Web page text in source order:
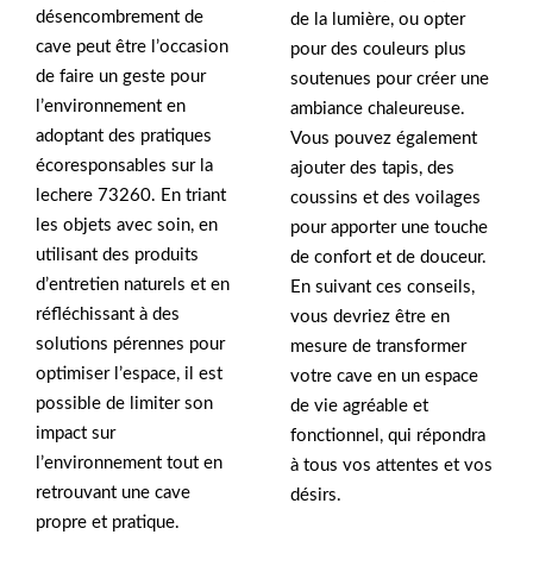
désencombrement de
cave peut être l’occasion
de faire un geste pour
l’environnement en
adoptant des pratiques
écoresponsables sur la
lechere 73260. En triant
les objets avec soin, en
utilisant des produits
d’entretien naturels et en
réfléchissant à des
solutions pérennes pour
optimiser l’espace, il est
possible de limiter son
impact sur
l’environnement tout en
retrouvant une cave
propre et pratique.
de la lumière, ou opter
pour des couleurs plus
soutenues pour créer une
ambiance chaleureuse.
Vous pouvez également
ajouter des tapis, des
coussins et des voilages
pour apporter une touche
de confort et de douceur.
En suivant ces conseils,
vous devriez être en
mesure de transformer
votre cave en un espace
de vie agréable et
fonctionnel, qui répondra
à tous vos attentes et vos
désirs.